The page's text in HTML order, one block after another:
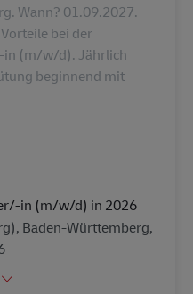
Wann? 01.09.2027.
bei der
(m/w/d). Jährlich
beginnend mit
in (m/w/d) in 2026
Baden-Württemberg,